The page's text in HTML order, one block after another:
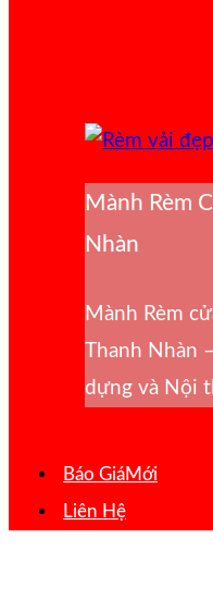
Mành Rèm
Nhàn
Mành Rèm
Thanh Nhàn
dựng và Nội
Báo Giá
Liên Hệ